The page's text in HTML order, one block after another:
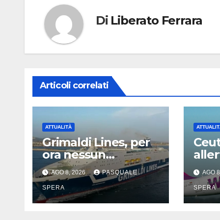
Di Liberato Ferrara
Articoli correlati
ATTUALITÀ
Grimaldi Lines, per
ora nessun
problema con
Spagna
AGO 8, 2026 PASQUALE
SPERA
AGO
SPERA